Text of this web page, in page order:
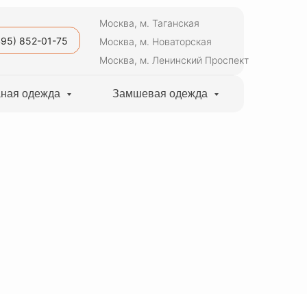
852-01-75
Москва, м. Таганская
Москва, м. Новаторская
Москва, м. Ленинский Проспект
одежда Замшевая одежда